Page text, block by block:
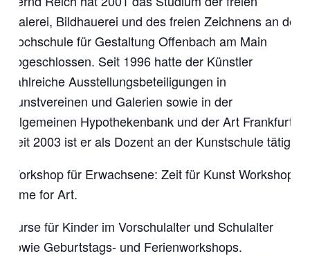
Malerei, Bildhauerei und des freien Zeichnens an der
Hochschule für Gestaltung Offenbach am Main
abgeschlossen. Seit 1996 hatte der Künstler
zahlreiche Ausstellungsbeteiligungen in
Kunstvereinen und Galerien sowie in der
Allgemeinen Hypothekenbank und der Art Frankfurt.
Seit 2003 ist er als Dozent an der Kunstschule tätig.
Workshop für Erwachsene: Zeit für Kunst Workshop.
Time for Art.
Kurse für Kinder im Vorschulalter und Schulalter
sowie Geburtstags- und Ferienworkshops.